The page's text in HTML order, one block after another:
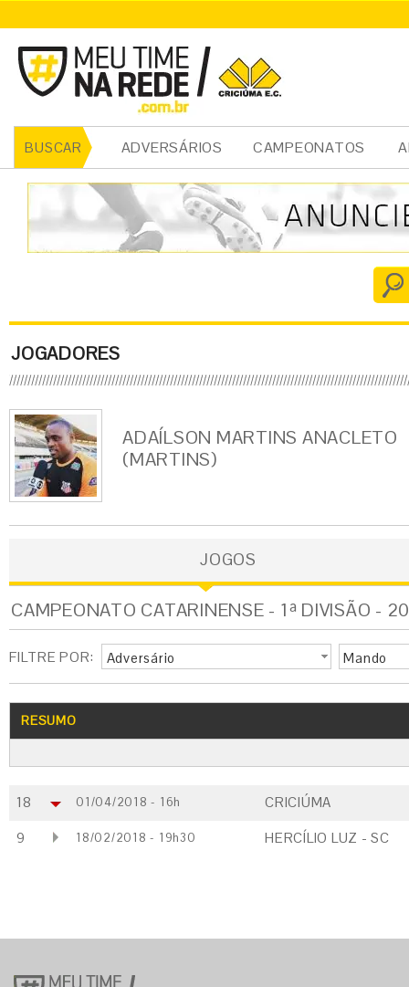
BUSCAR ADVERSÁRIOS CAMPEONATOS
JOGADORES
ADAÍLSON MARTINS ANACLETO
(MARTINS)
JOGOS
CAMPEONATO CATARINENSE - 1ª DIVISÃO -
FILTRE POR: Adversário Mando
RESUMO
18 01/04/2018 - 16h CRICIÚMA
9 18/02/2018 - 19h30 HERCÍLIO LUZ - SC